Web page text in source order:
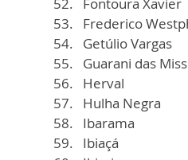
Fontoura Xavier
Frederico
Getúlio Vargas
Guarani das
Herval
Hulha Negra
Ibarama
Ibiaçá